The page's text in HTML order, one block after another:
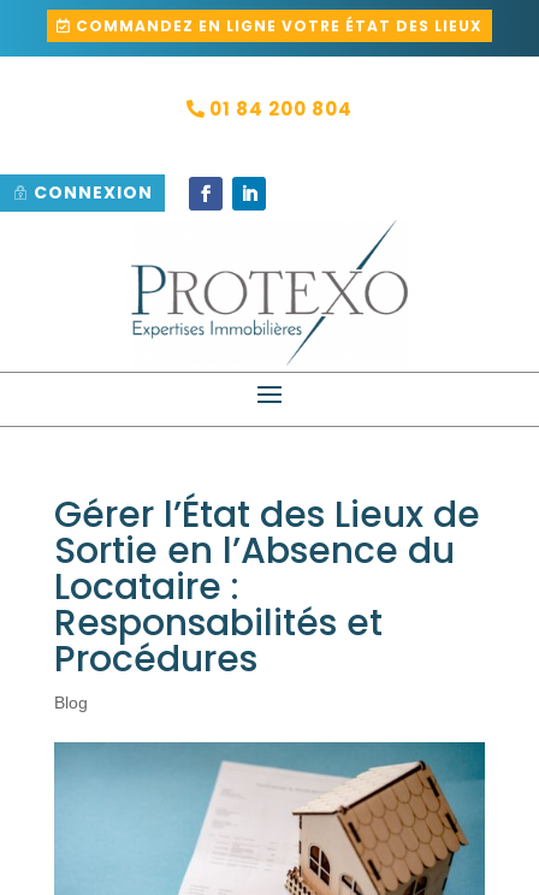
COMMANDEZ EN LIGNE VOTRE ÉTAT DES LIEUX
01 84 200 804
CONNEXION
Gérer l’État des Lieux de
Sortie en l’Absence du
Locataire :
Responsabilités et
Procédures
Blog